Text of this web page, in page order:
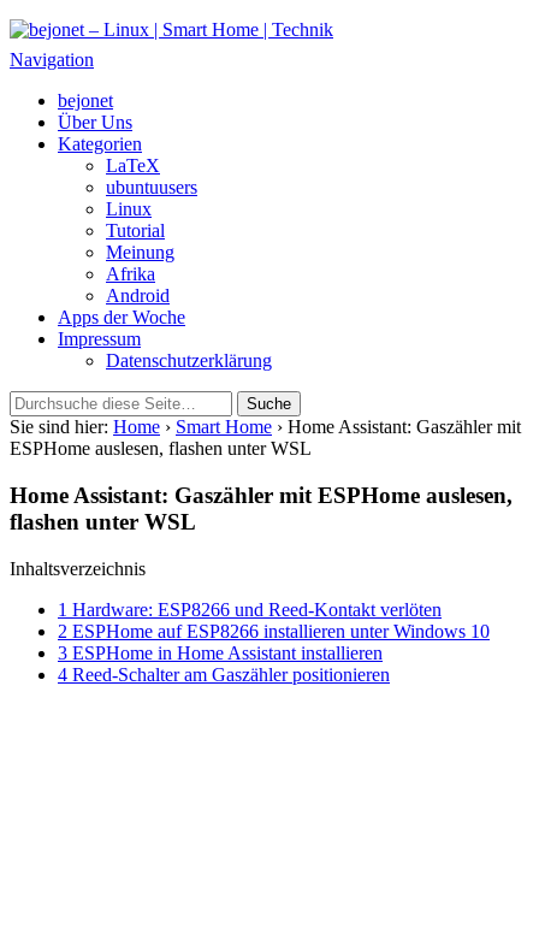
bejonet – Linux | Smart Home | Technik
Das Blog über Technik, Linux und Smart Home
Navigation
bejonet
Über Uns
Kategorien
LaTeX
ubuntuusers
Linux
Tutorial
Meinung
Afrika
Android
Apps der Woche
Impressum
Datenschutzerklärung
Sie sind hier: Home › Smart Home › Home Assistant: Gaszähler mit
ESPHome auslesen, flashen unter WSL
Home Assistant: Gaszähler mit ESPHome auslesen,
flashen unter WSL
Inhaltsverzeichnis
1 Hardware: ESP8266 und Reed-Kontakt verlöten
2 ESPHome auf ESP8266 installieren unter Windows 10
3 ESPHome in Home Assistant installieren
4 Reed-Schalter am Gaszähler positionieren